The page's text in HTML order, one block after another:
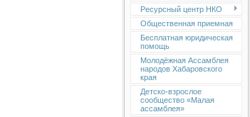
Ресурсный центр НКО
Общественная приемная
Бесплатная юридическая
помощь
Молодёжная Ассамблея
народов Хабаровского
края
Детско-взрослое
сообщество «Малая
ассамблея»